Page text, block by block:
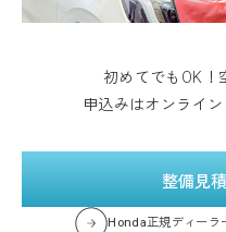
初めてでもOK！
申込みはオンライ
整備見
Honda正規ディーラ